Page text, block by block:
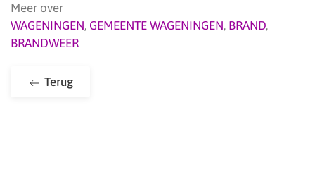
Meer over
WAGENINGEN, GEMEENTE WAGENINGEN, BRAND,
BRANDWEER
Terug